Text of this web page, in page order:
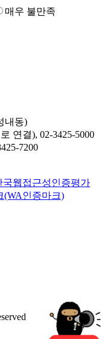
매우 불만족
내동)
연결), 02-3425-5000
7200